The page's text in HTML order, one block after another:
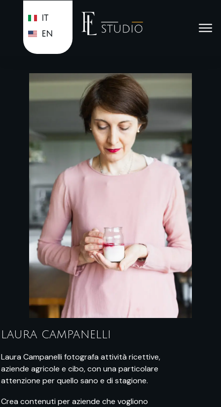
IT
EN
LAURA CAMPANELLI
Laura Campanelli fotografa attività ricettive,
aziende agricole e cibo, con una particolare
attenzione per quello sano e di stagione.
Crea contenuti per aziende che vogliono